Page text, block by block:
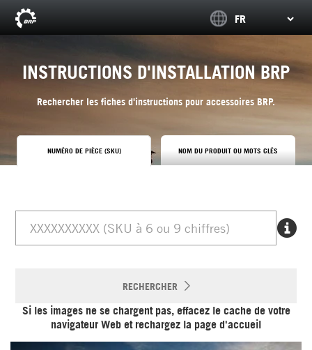
INSTRUCTIONS D'INSTALLATION BRP
Rechercher les fiches d'instructions pour accessoires BRP.
NUMÉRO DE PIÈCE (SKU) NOM DU PRODUIT OU MOTS CLÉS
RECHERCHER
Si les images ne se chargent pas, effacez le cache de votre
navigateur Web et rechargez la page d'accueil